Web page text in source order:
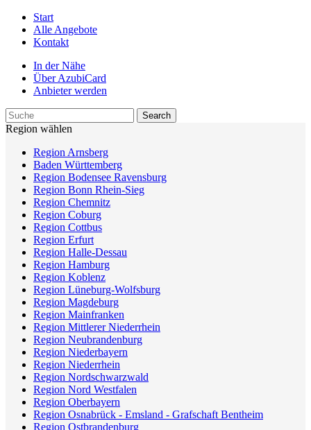
Start
Alle Angebote
Kontakt
In der Nähe
Über AzubiCard
Anbieter werden
Region wählen
Region Arnsberg
Baden Württemberg
Region Bodensee Ravensburg
Region Bonn Rhein-Sieg
Region Chemnitz
Region Coburg
Region Cottbus
Region Erfurt
Region Halle-Dessau
Region Hamburg
Region Koblenz
Region Lüneburg-Wolfsburg
Region Magdeburg
Region Mainfranken
Region Mittlerer Niederrhein
Region Neubrandenburg
Region Niederbayern
Region Niederrhein
Region Nordschwarzwald
Region Nord Westfalen
Region Oberbayern
Region Osnabrück - Emsland - Grafschaft Bentheim
Region Ostbrandenburg